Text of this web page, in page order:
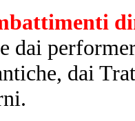
dai
dai